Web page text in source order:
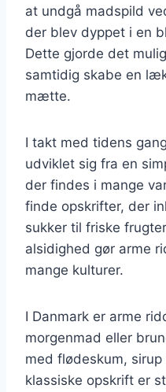
at undgå madspild
der blev dyppet i en
Dette gjorde det
samtidig skabe en
mætte.
I takt med tidens
udviklet sig fra en
der findes i mange
finde opskrifter, der
sukker til friske
alsidighed gør arme
mange kulturer.
I Danmark er arme
morgenmad eller
med flødeskum,
klassiske opskrift er